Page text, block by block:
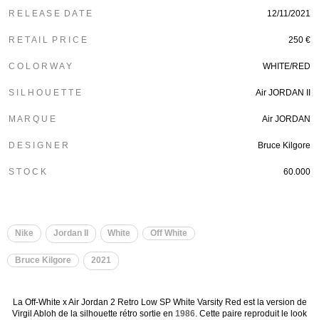
R E L E A S E D A T E 12/11/2021
R E T A I L P R I C E 250 €
C O L O R W A Y WHITE/RED
S I L H O U E T T E Air JORDAN II
M A R Q U E Air JORDAN
D E S I G N E R Bruce Kilgore
S T O C K 60.000
Nike Jordan II White Off White
Bruce Kilgore 2021
La Off-White x Air Jordan 2 Retro Low SP White Varsity Red est la version de
Virgil Abloh de la silhouette rétro sortie en 1986 . Cette paire reproduit le look